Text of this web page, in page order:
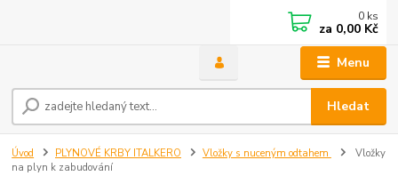
Menu
Hledat
0 ks
za 0,00 Kč
Úvod PLYNOVÉ KRBY ITALKERO Vložky s nuceným odtahem
Vložky
na plyn k zabudování